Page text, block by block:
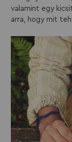
valamint egy
arra, hogy mit